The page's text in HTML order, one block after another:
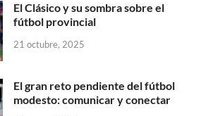
El Clásico y su sombra sobre el
fútbol provincial
21 octubre, 2025
El gran reto pendiente del fútbol
modesto: comunicar y conectar